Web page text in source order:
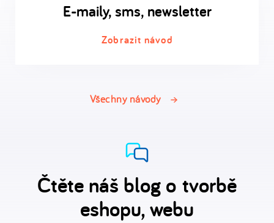
E-maily, sms, newsletter
Zobrazit návod
Všechny návody
Čtěte náš blog o tvorbě
eshopu, webu